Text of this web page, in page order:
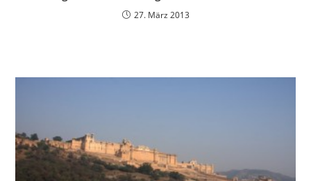
27. März 2013